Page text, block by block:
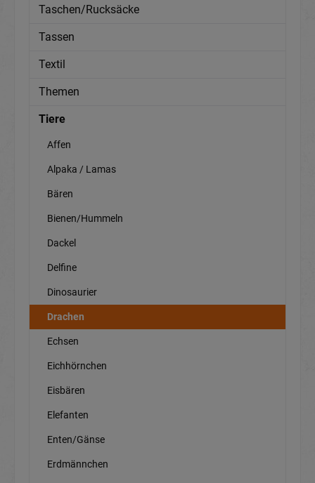
Taschen/Rucksäcke
Tassen
Textil
Themen
Tiere
Affen
Alpaka / Lamas
Bären
Bienen/Hummeln
Dackel
Delfine
Dinosaurier
Drachen
Echsen
Eichhörnchen
Eisbären
Elefanten
Enten/Gänse
Erdmännchen